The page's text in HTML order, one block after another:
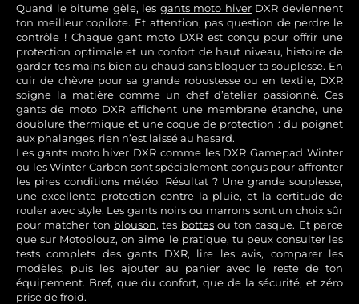
Quand le bitume gèle, les gants moto hiverDXR deviennent
ton meilleur copilote. Et attention, pas question de perdre le
contrôle ! Chaque gant moto DXR est conçu pour offrir une
protection optimale et un confort de haut niveau, histoire de
garder tes mains bien au chaud sans bloquer ta souplesse. En
cuir de chèvre pour sa grande robustesse ou en textile, DXR
soigne la matière comme un chef d’atelier passionné. Ces
gants de moto DXR affichent une membrane étanche, une
doublure thermique et une coque de protection : du poignet
aux phalanges, rien n’est laissé au hasard.
Les gants moto hiver DXR comme les DXR Gamepad Winter
ou les Winter Carbon sont spécialement conçus pour affronter
les pires conditions météo. Résultat ? Une grande souplesse,
une excellente protection contre la pluie, et la certitude de
rouler avec style. Les gants noirs ou marrons sont un choix sûr
pour matcher ton blouson, tes bottesou ton casque. Et parce
que sur Motoblouz, on aime le pratique, tu peux consulter les
tests complets des gants DXR, lire les avis, comparer les
modèles, puis les ajouter au panier avec le reste de ton
équipement. Bref, que du confort, que de la sécurité, et zéro
prise de froid.